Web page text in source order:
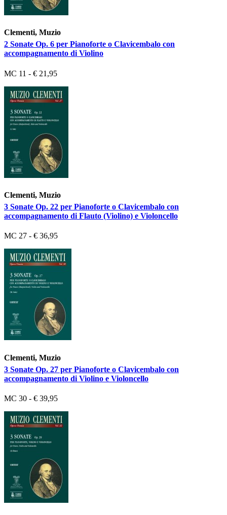
Clementi, Muzio
2 Sonate Op. 6 per Pianoforte o Clavicembalo con
accompagnamento di Violino
MC 11 - € 21,95
Clementi, Muzio
3 Sonate Op. 22 per Pianoforte o Clavicembalo con
accompagnamento di Flauto (Violino) e Violoncello
MC 27 - € 36,95
Clementi, Muzio
3 Sonate Op. 27 per Pianoforte o Clavicembalo con
accompagnamento di Violino e Violoncello
MC 30 - € 39,95